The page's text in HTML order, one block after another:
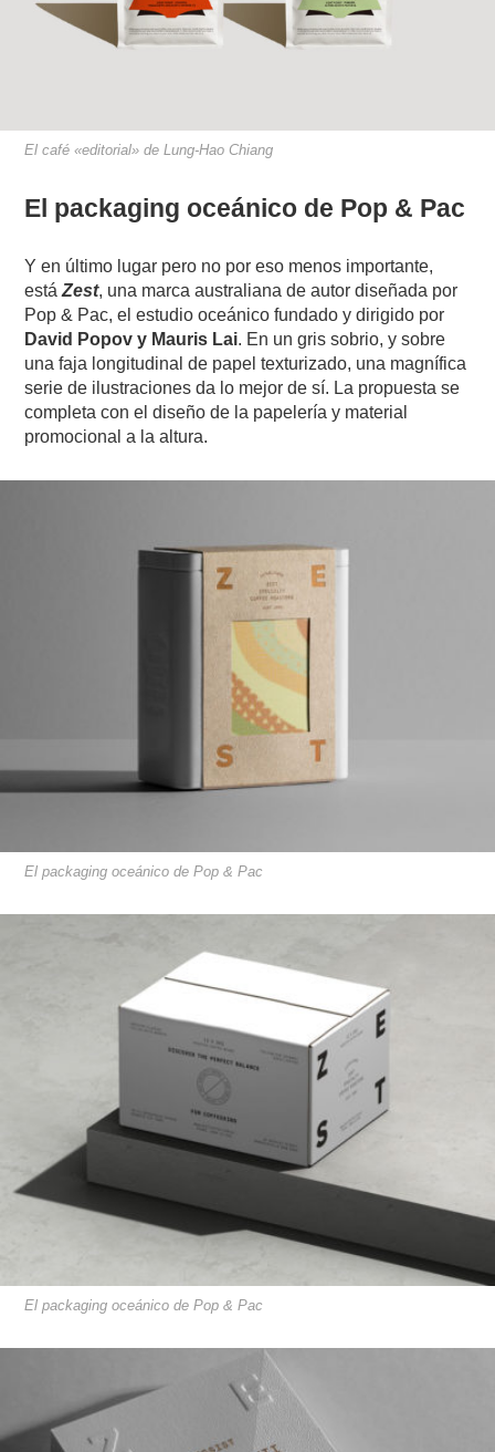
El café «editorial» de Lung-Hao Chiang
El packaging oceánico de Pop & Pac
Y en último lugar pero no por eso menos importante,
estáZest, una marca australiana de autor diseñada por
Pop & Pac, el estudio oceánico fundado y dirigido por
David Popov y Mauris Lai. En un gris sobrio, y sobre
una faja longitudinal de papel texturizado, una magnífica
serie de ilustraciones da lo mejor de sí. La propuesta se
completa con el diseño de la papelería y material
promocional a la altura.
El packaging oceánico de Pop & Pac
El packaging oceánico de Pop & Pac